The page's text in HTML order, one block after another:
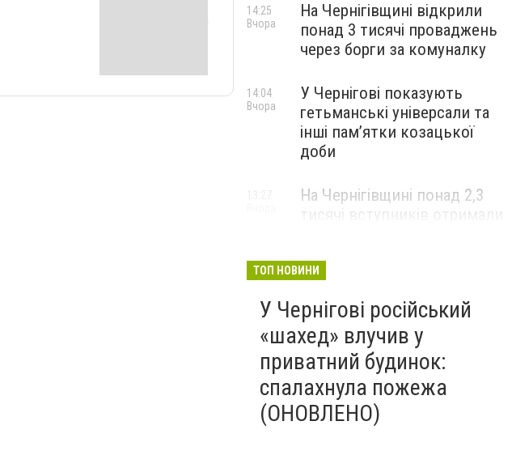
На Чернігівщині відкрили
понад 3 тисячі проваджень
через борги за комуналку
14:25
Вчора
У Чернігові показують
гетьманські універсали та
інші пам’ятки козацької
доби
14:04
Вчора
На Чернігівщині понад 2,3
ТОП НОВИНИ
У Чернігові російський
«шахед» влучив у
приватний будинок:
спалахнула пожежа
(ОНОВЛЕНО)